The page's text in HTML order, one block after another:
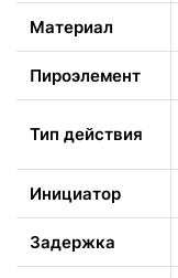
Материал
Пироэлемент
Тип действия
Инициатор
Задержка